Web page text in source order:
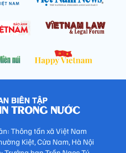
Thông tấn xã Việt Nam
Kiệt, Cửa Nam, Hà Nội